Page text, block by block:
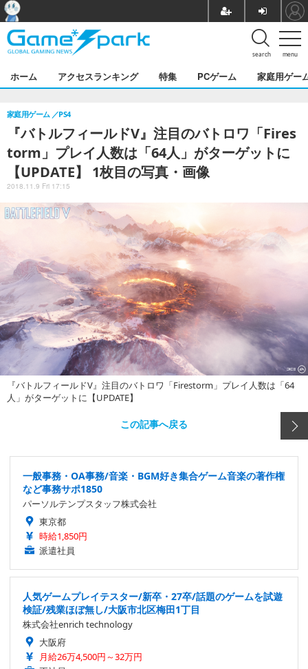
menu
search
ホーム アクセスランキング 特集 PCゲーム 家庭用ゲー
『バトルフィールドV』注目のバトロワ「Fires
torm」プレイ人数は「64人」がターゲットに
【UPDATE】 1枚目の写真・画像
家庭用ゲーム PS4
2018.11.9 Fri 17:15
『バトルフィールドV』注目のバトロワ「Firestorm」プレイ人数は「64
人」がターゲットに【UPDATE】
この記事へ戻る
一般事務・OA事務/音楽・BGM好き集合ゲーム音楽の著作権
など事務サポ1850
パーソルテンプスタッフ株式会社
東京都
時給1,850円
派遣社員
人気ゲームプレイテスター/新卒・27卒/話題のゲームを試遊
検証/残業ほぼ無し/大阪市北区梅田1丁目
株式会社enrich technology
大阪府
月給26万4,500円～32万円